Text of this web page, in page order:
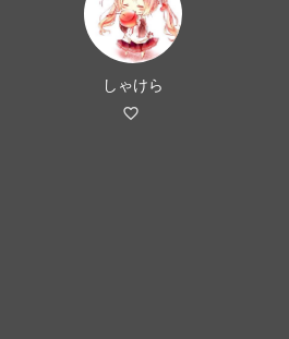
しゃけら